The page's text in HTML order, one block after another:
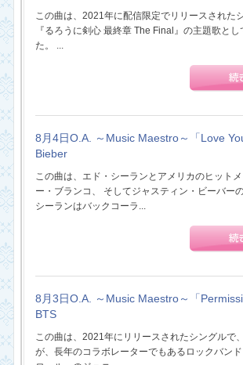
この曲は、2021年に配信限定でリリースされた
『るろうに剣心 最終章 The Final』の主題歌とし
た。 ...
8月4日O.A. ～Music Maestro～「Love
Bieber
この曲は、エド・シーランとアメリカのヒット
ー・ブランコ、 そしてジャスティン・ビーバー
シーランはバックコーラ...
8月3日O.A. ～Music Maestro～「
BTS
この曲は、2021年にリリースされたシングルで
が、長年のコラボレーターでもあるロックバン